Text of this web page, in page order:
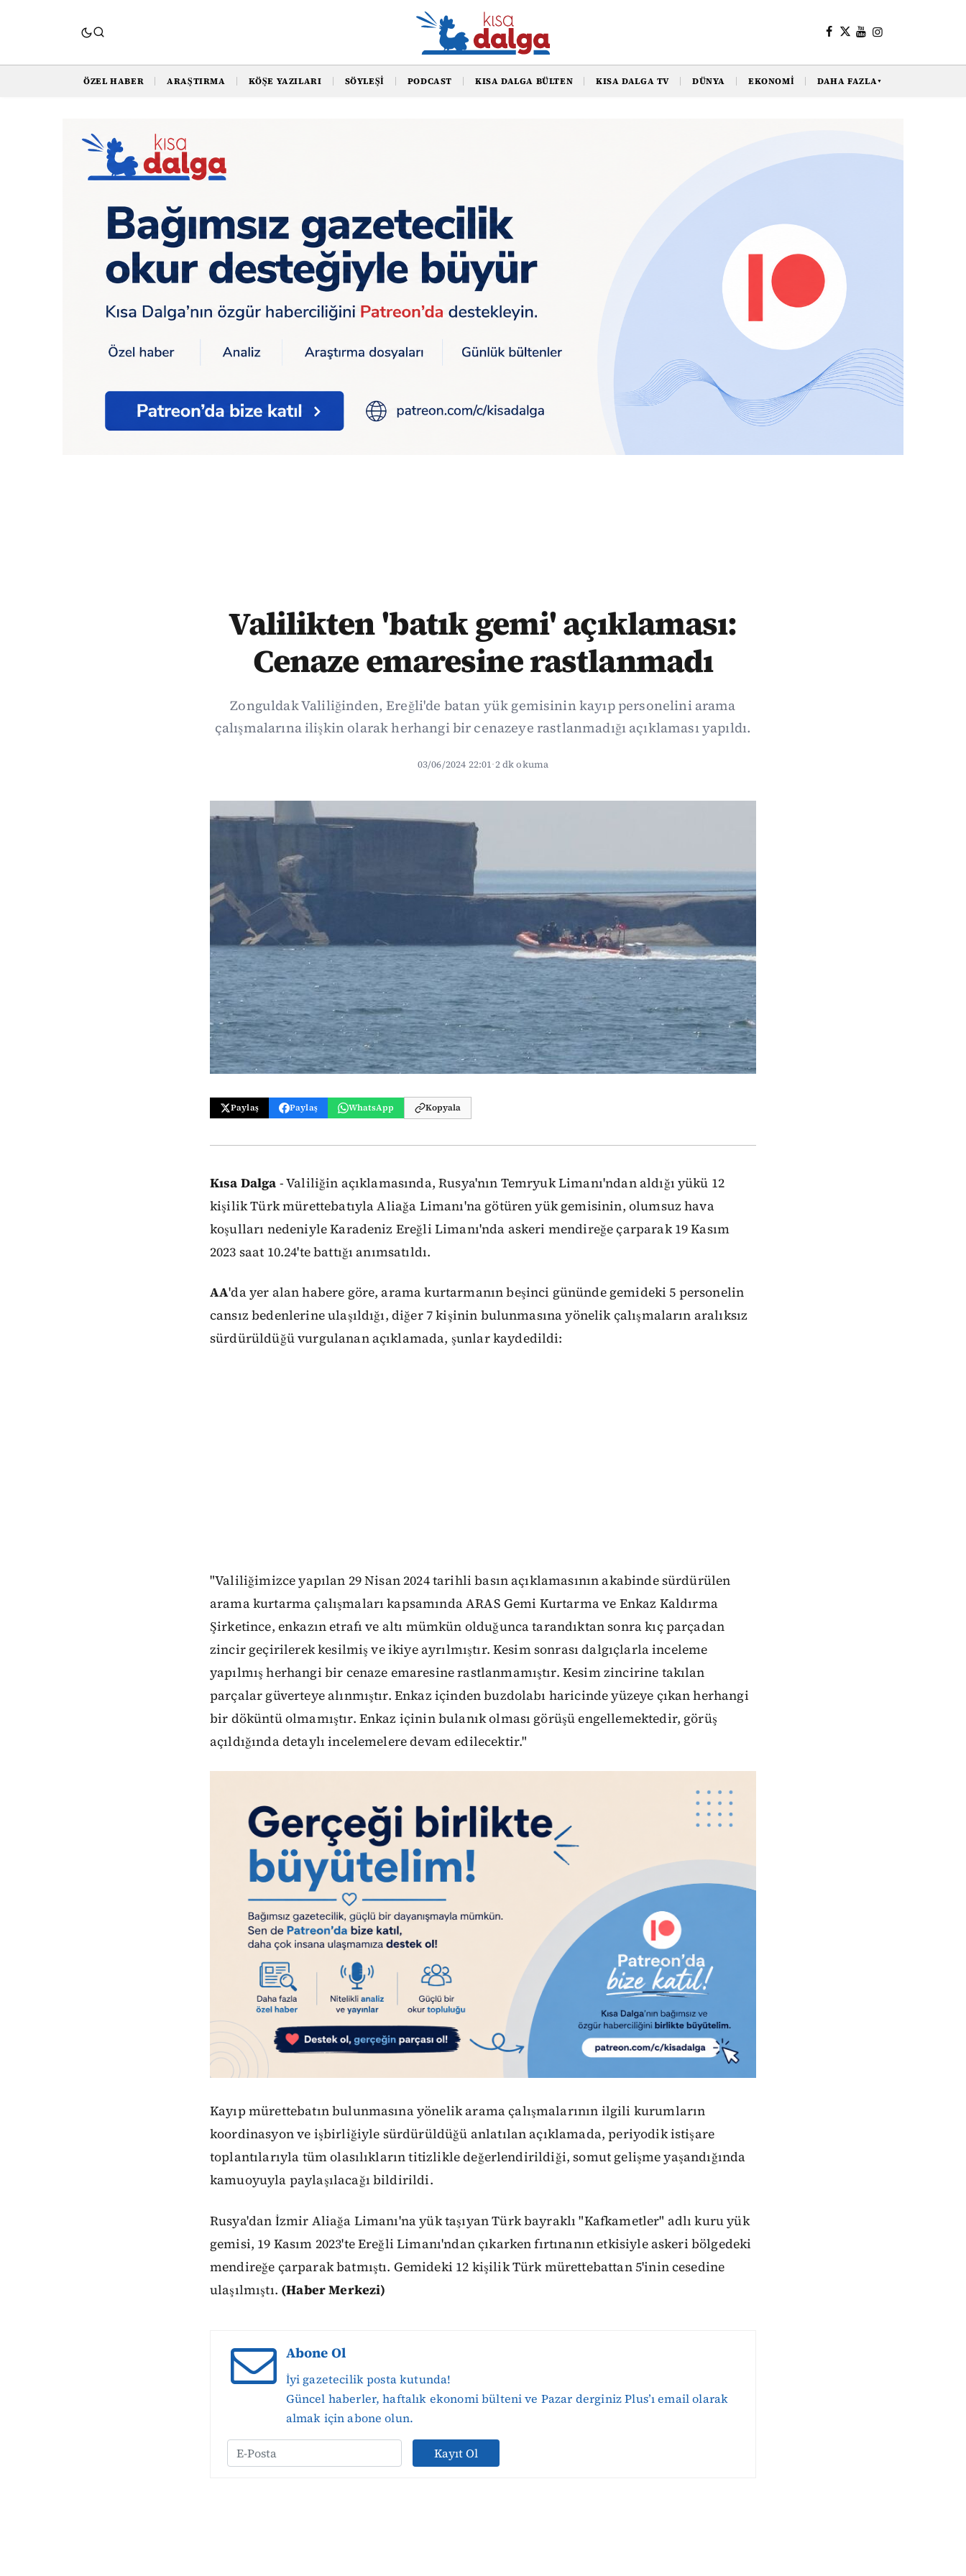
ÖZEL HABER ARAŞTIRMA KÖŞE YAZILARI SÖYLEŞI PODCAST KISA DALGA BÜLTEN KISA DALGA TV DÜNYA EKONOMI DAHA FAZLA▼
Valilikten 'batık gemi' açıklaması:
Cenaze emaresine rastlanmadı
Zonguldak Valiliğinden, Ereğli'de batan yük gemisinin kayıp personelini arama
çalışmalarına ilişkin olarak herhangi bir cenazeye rastlanmadığı açıklaması yapıldı.
03/06/2024 22:01·2 dk okuma
Paylaş Paylaş WhatsApp Kopyala
Kısa Dalga - Valiliğin açıklamasında, Rusya'nın Temryuk Limanı'ndan aldığı yükü 12
kişilik Türk mürettebatıyla Aliağa Limanı'na götüren yük gemisinin, olumsuz hava
koşulları nedeniyle Karadeniz Ereğli Limanı'nda askeri mendireğe çarparak 19 Kasım
2023 saat 10.24'te battığı anımsatıldı.
AA'da yer alan habere göre, arama kurtarmanın beşinci gününde gemideki 5 personelin
cansız bedenlerine ulaşıldığı, diğer 7 kişinin bulunmasına yönelik çalışmaların aralıksız
sürdürüldüğü vurgulanan açıklamada, şunlar kaydedildi:
"Valiliğimizce yapılan 29 Nisan 2024 tarihli basın açıklamasının akabinde sürdürülen
arama kurtarma çalışmaları kapsamında ARAS Gemi Kurtarma ve Enkaz Kaldırma
Şirketince, enkazın etrafı ve altı mümkün olduğunca tarandıktan sonra kıç parçadan
zincir geçirilerek kesilmiş ve ikiye ayrılmıştır. Kesim sonrası dalgıçlarla inceleme
yapılmış herhangi bir cenaze emaresine rastlanmamıştır. Kesim zincirine takılan
parçalar güverteye alınmıştır. Enkaz içinden buzdolabı haricinde yüzeye çıkan herhangi
bir döküntü olmamıştır. Enkaz içinin bulanık olması görüşü engellemektedir, görüş
açıldığında detaylı incelemelere devam edilecektir."
Kayıp mürettebatın bulunmasına yönelik arama çalışmalarının ilgili kurumların
koordinasyon ve işbirliğiyle sürdürüldüğü anlatılan açıklamada, periyodik istişare
toplantılarıyla tüm olasılıkların titizlikle değerlendirildiği, somut gelişme yaşandığında
kamuoyuyla paylaşılacağı bildirildi.
Rusya'dan İzmir Aliağa Limanı'na yük taşıyan Türk bayraklı "Kafkametler" adlı kuru yük
gemisi, 19 Kasım 2023'te Ereğli Limanı'ndan çıkarken fırtınanın etkisiyle askeri bölgedeki
mendireğe çarparak batmıştı. Gemideki 12 kişilik Türk mürettebattan 5'inin cesedine
ulaşılmıştı. (Haber Merkezi)
Abone Ol
İyi gazetecilik posta kutunda!
Güncel haberler, haftalık ekonomi bülteni ve Pazar derginiz Plus’ı email olarak
almak için abone olun.
Kayıt Ol